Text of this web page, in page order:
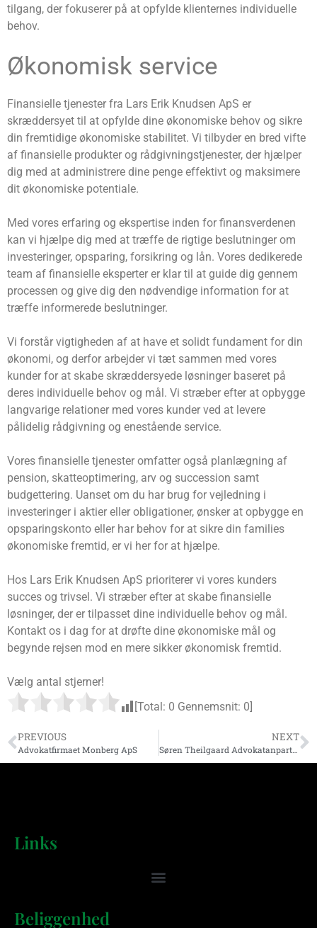
tilgang, der fokuserer på at opfylde klienternes individuelle
behov.
Økonomisk service
Finansielle tjenester fra Lars Erik Knudsen ApS er
skræddersyet til at opfylde dine økonomiske behov og sikre
din fremtidige økonomiske stabilitet. Vi tilbyder en bred vifte
af finansielle produkter og rådgivningstjenester, der hjælper
dig med at administrere dine penge effektivt og maksimere
dit økonomiske potentiale.
Med vores erfaring og ekspertise inden for finansverdenen
kan vi hjælpe dig med at træffe de rigtige beslutninger om
investeringer, opsparing, forsikring og lån. Vores dedikerede
team af finansielle eksperter er klar til at guide dig gennem
processen og give dig den nødvendige information for at
træffe informerede beslutninger.
Vi forstår vigtigheden af at have et solidt fundament for din
økonomi, og derfor arbejder vi tæt sammen med vores
kunder for at skabe skræddersyede løsninger baseret på
deres individuelle behov og mål. Vi stræber efter at opbygge
langvarige relationer med vores kunder ved at levere
pålidelig rådgivning og enestående service.
Vores finansielle tjenester omfatter også planlægning af
pension, skatteoptimering, arv og succession samt
budgettering. Uanset om du har brug for vejledning i
investeringer i aktier eller obligationer, ønsker at opbygge en
opsparingskonto eller har behov for at sikre din families
økonomiske fremtid, er vi her for at hjælpe.
Hos Lars Erik Knudsen ApS prioriterer vi vores kunders
succes og trivsel. Vi stræber efter at skabe finansielle
løsninger, der er tilpasset dine individuelle behov og mål.
Kontakt os i dag for at drøfte dine økonomiske mål og
begynde rejsen mod en mere sikker økonomisk fremtid.
Vælg antal stjerner!
[Total: 0 Gennemsnit: 0
PREVIOUS
Advokatfirmaet Monberg ApS
NEXT
Søren Theilgaard Advokatanpartsselskab
Links
Beliggenhed